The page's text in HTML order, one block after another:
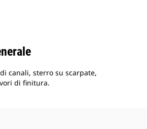
canali, sterro su scarpate,
di finitura.